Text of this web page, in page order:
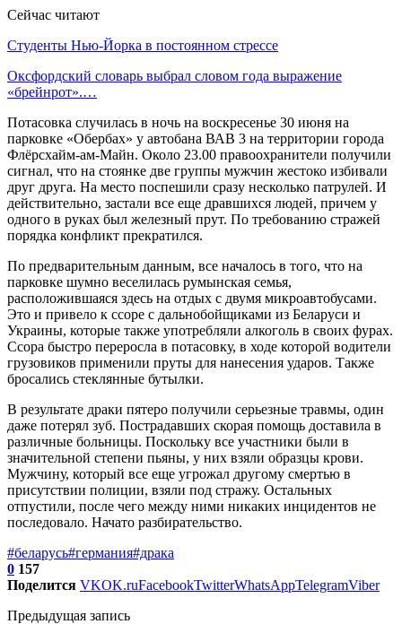
Сейчас читают
Студенты Нью-Йорка в постоянном стрессе
Оксфордский словарь выбрал словом года выражение
«брейнрот».…
Потасовка случилась в ночь на воскресенье 30 июня на
парковке «Обербах» у автобана ВАВ 3 на территории города
Флёрсхайм-ам-Майн. Около 23.00 правоохранители получили
сигнал, что на стоянке две группы мужчин жестоко избивали
друг друга. На место поспешили сразу несколько патрулей. И
действительно, застали все еще дравшихся людей, причем у
одного в руках был железный прут. По требованию стражей
порядка конфликт прекратился.
По предварительным данным, все началось в того, что на
парковке шумно веселилась румынская семья,
расположившаяся здесь на отдых с двумя микроавтобусами.
Это и привело к ссоре с дальнобойщиками из Беларуси и
Украины, которые также употребляли алкоголь в своих фурах.
Ссора быстро переросла в потасовку, в ходе которой водители
грузовиков применили пруты для нанесения ударов. Также
бросались стеклянные бутылки.
В результате драки пятеро получили серьезные травмы, один
даже потерял зуб. Пострадавших скорая помощь доставила в
различные больницы. Поскольку все участники были в
значительной степени пьяны, у них взяли образцы крови.
Мужчину, который все еще угрожал другому смертью в
присутствии полиции, взяли под стражу. Остальных
отпустили, после чего между ними никаких инцидентов не
последовало. Начато разбирательство.
#беларусь#германия#драка
0 157
Поделится VKOK.ruFacebookTwitterWhatsAppTelegramViber
Предыдущая запись